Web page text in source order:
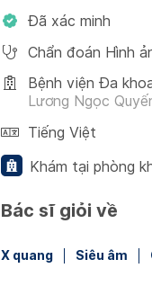
Đã xác minh
Chẩn đoán Hình
Bệnh viện Đa
Lương Ngọc
Tiếng Việt
Khám tại phòng
Bác sĩ giỏi về
X quang Siêu âm